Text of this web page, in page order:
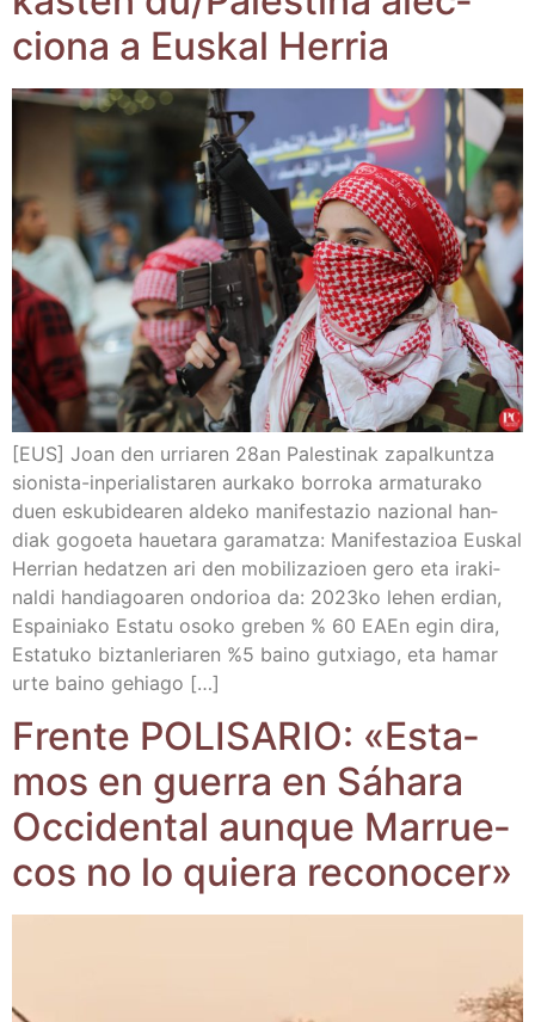
cio­na a Eus­kal Herria
[EUS] Joan den urria­ren 28an Pales­ti­nak zapal­kun­tza
sio­nis­ta-inpe­ria­lis­ta­ren aur­ka­ko borro­ka arma­tu­ra­ko
duen esku­bi­dea­ren alde­ko mani­fes­ta­zio nazio­nal han­
diak gogoe­ta haue­ta­ra gara­matza: Mani­fes­ta­zioa Eus­kal
Herrian hedatzen ari den mobi­li­za­zioen gero eta ira­ki­
nal­di han­dia­goa­ren ondo­rioa da: 2023ko lehen erdian,
Espai­nia­ko Esta­tu oso­ko gre­ben % 60 EAEn egin dira,
Esta­tu­ko biz­tan­le­ria­ren %5 baino gutxia­go, eta hamar
urte baino gehiago […]
Fren­te POLISARIO: «Esta­
mos en gue­rra en Sáha­ra
Occi­den­tal aun­que Marrue­
cos no lo quie­ra reconocer»